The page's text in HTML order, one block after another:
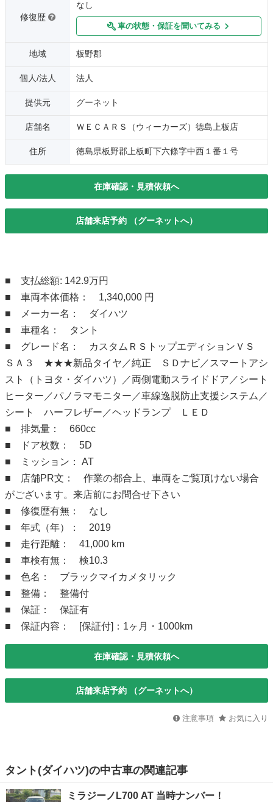
修復歴
なし
車の状態・保証を聞いてみる
地域 板野郡
個人/法人 法人
提供元 グーネット
店舗名 ＷＥＣＡＲＳ（ウィーカーズ）徳島上板店
住所 徳島県板野郡上板町下六條字中西１番１号
在庫確認・見積依頼へ
店舗来店予約 （グーネットへ）
■ 支払総額: 142.9万円
■ 車両本体価格： 1,340,000 円
■ メーカー名： ダイハツ
■ 車種名： タント
■ グレード名： カスタムＲＳトップエディションＶＳ
ＳＡ３ ★★★新品タイヤ／純正 ＳＤナビ／スマートアシ
スト（トヨタ・ダイハツ）／両側電動スライドドア／シート
ヒーター／パノラマモニター／車線逸脱防止支援システム／
シート ハーフレザー／ヘッドランプ ＬＥＤ
■ 排気量： 660cc
■ ドア枚数： 5D
■ ミッション： AT
■ 店舗PR文： 作業の都合上、車両をご覧頂けない場合
がございます。来店前にお問合せ下さい
■ 修復歴有無： なし
■ 年式（年）： 2019
■ 走行距離： 41,000 km
■ 車検有無： 検10.3
■ 色名： ブラックマイカメタリック
■ 整備： 整備付
■ 保証： 保証有
■ 保証内容： [保証付]：1ヶ月・1000km
在庫確認・見積依頼へ
店舗来店予約 （グーネットへ）
注意事項 お気に入り
タント(ダイハツ)の中古車の関連記事
ミラジーノL700 AT 当時ナンバー！